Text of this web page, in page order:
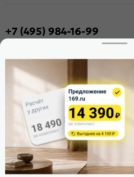
+7 (495) 984-16-99
Поделиться
Оцените магазин
ИКС 1340
© 2010—2026 Склад Дверей 169.RU